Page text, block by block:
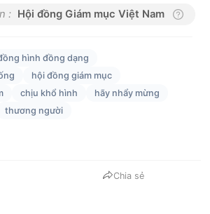
: Hội đồng Giám mục Việt Nam
hình đồng dạng
hội đồng giám mục
chịu khổ hình
hãy nhẩy mừng
thương người
Chia sẻ